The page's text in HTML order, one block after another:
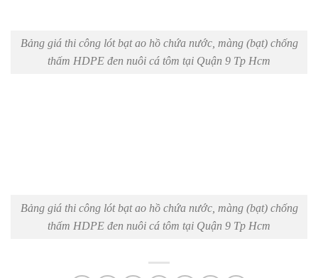
Bảng giá thi công lót bạt ao hồ chứa nước, màng (bạt) chống
thấm HDPE đen nuôi cá tôm tại Quận 9 Tp Hcm
Bảng giá thi công lót bạt ao hồ chứa nước, màng (bạt) chống
thấm HDPE đen nuôi cá tôm tại Quận 9 Tp Hcm